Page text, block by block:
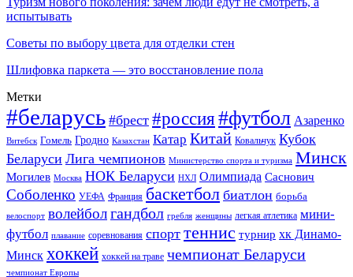
испытывать
Советы по выбору цвета для отделки стен
Шлифовка паркета — это восстановление пола
Метки
#беларусь #брест #россия#футбол Азаренко
Витебск Гомель Гродно Казахстан Катар Китай Ковальчук Кубок
Беларуси Лига чемпионов Министерство спорта и туризма Минск
Могилев Москва НОК Беларуси НХЛ Олимпиада Саснович
Соболенко УЕФА Франция баскетбол биатлон борьба
велоспорт волейболгандбол гребля женщины легкая атлетика мини-
футбол плавание соревнования спорт теннис турнир хк Динамо-
Минск хоккей хоккей на траве чемпионат Беларуси
чемпионат Европы